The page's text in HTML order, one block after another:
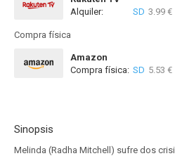
Alquiler:
SD 3.99 €
Compra física
Amazon
Compra física: SD 5.53 €
Sinopsis
Melinda (Radha Mitchell) sufre dos